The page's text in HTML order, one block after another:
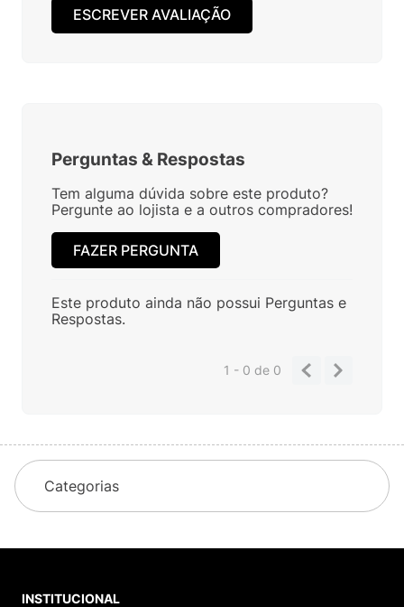
ESCREVER AVALIAÇÃO
Perguntas & Respostas
Tem alguma dúvida sobre este produto?
Pergunte ao lojista e a outros compradores!
FAZER PERGUNTA
Este produto ainda não possui Perguntas e
Respostas.
1 - 0de 0
Categorias
INSTITUCIONAL